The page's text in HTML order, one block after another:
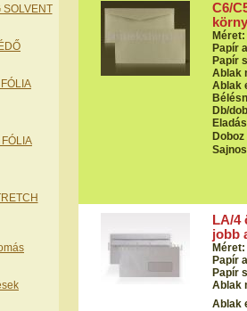
SOLVENT
C6/
Méret:
Papír
Papír
Ablak
Ablak
Db/
LA/4
jobb
Méret:
Papír
Papír
Ablak
Ablak